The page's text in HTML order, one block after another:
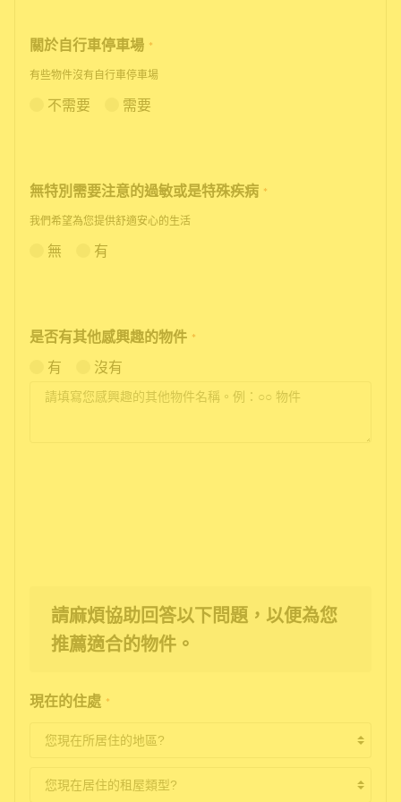
關於自行車停車場 *
有些物件沒有自行車停車場
不需要 需要
無特別需要注意的過敏或是特殊疾病 *
我們希望為您提供舒適安心的生活
無 有
是否有其他感興趣的物件 *
有 沒有
請麻煩協助回答以下問題，以便為您
推薦適合的物件。
現在的住處 *